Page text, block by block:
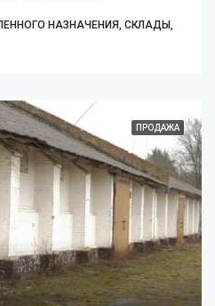
НАЗНАЧЕНИЯ, СКЛАДЫ,
ПРОДАЖА